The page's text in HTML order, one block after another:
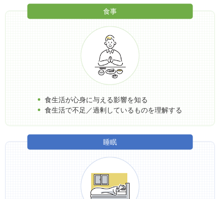
食事
食生活が心身に与える影響を知る
食生活で不足／過剰しているものを理解する
睡眠